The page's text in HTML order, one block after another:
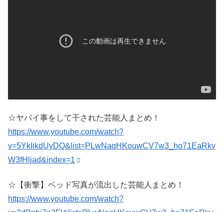
☆ヤバイ事をして干された芸能人まとめ！
https://www.youtube.com/watch?
v=5YkIikdUyDQ&list=PLwNaqHKouwCV7w3_ho71EaRkv
W3fHljad&index=1
☆【衝撃】ベッド写真が流出した芸能人まとめ！
https://www.youtube.com/watch?